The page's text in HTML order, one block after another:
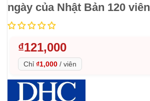
ngày của Nhật Bản 120 viên
₫121,000
Chỉ ₫1,000 / viên